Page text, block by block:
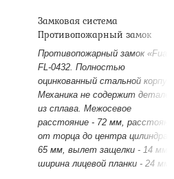
Замковая система
Противопожарный замок
Противопожарный замок
FL-0432. Полностью
оцинкованный стальной корпус.
Механика не содержит деталей
из сплава. Межосевое
расстояние - 72 мм,
от торца до центра цилиндра -
65 мм, вылет защелки - 14 мм,
ширина лицевой планки - 24 мм.